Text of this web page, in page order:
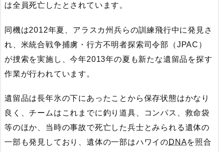
は全員死亡したとされています。
同機は2012年夏、アラスカ州兵らの訓練飛行中に発見さ
れ、米統合戦争捕虜・行方不明者探索司令部（JPAC）
が捜索を実施し、今年2013年の夏も新たな遺留品を探す
作業が行われています。
遺留品は長年氷の下にあったことから保存状態はかなり
良く、チームはこれまでに釣り道具、コンパス、救命袋
等のほか、当時の事故で死亡した兵士とみられる遺体の
一部も発見しており、遺体の一部はハワイのDNAを照合